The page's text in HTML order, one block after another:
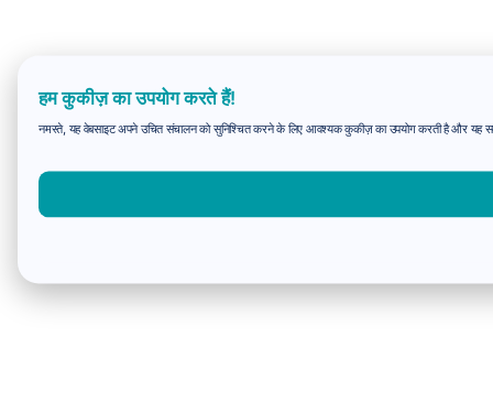
हम कुकीज़ का उपयोग करते हैं!
नमस्ते, यह वेबसाइट अपने उचित संचालन को सुनिश्चित करने के लिए आवश्यक कुकीज़ का उपयोग करती है और यह